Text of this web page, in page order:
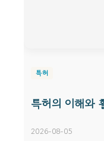
특허
특허의 이해와
2026-08-05